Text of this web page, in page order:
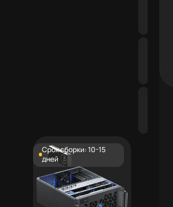
Срок сборки: 10-15
дней